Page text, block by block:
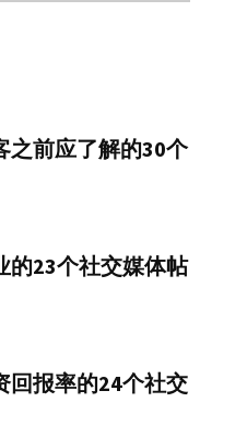
之前应了解的30个
的23个社交媒体帖
回报率的24个社交